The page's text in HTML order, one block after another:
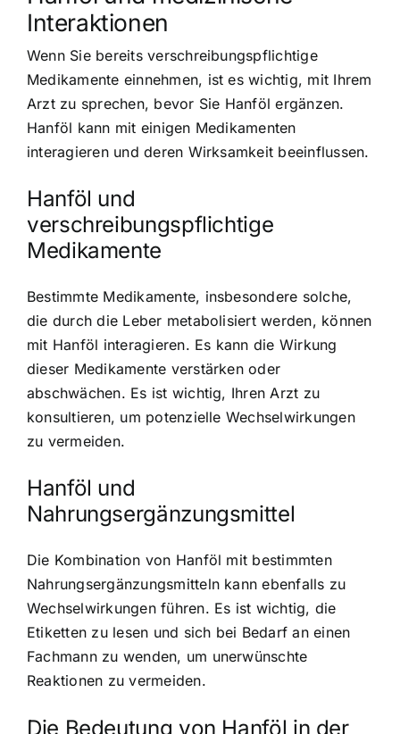
Interaktionen
Wenn Sie bereits verschreibungspflichtige
Medikamente einnehmen, ist es wichtig, mit Ihrem
Arzt zu sprechen, bevor Sie Hanföl ergänzen.
Hanföl kann mit einigen Medikamenten
interagieren und deren Wirksamkeit beeinflussen.
Hanföl und
verschreibungspflichtige
Medikamente
Bestimmte Medikamente, insbesondere solche,
die durch die Leber metabolisiert werden, können
mit Hanföl interagieren. Es kann die Wirkung
dieser Medikamente verstärken oder
abschwächen. Es ist wichtig, Ihren Arzt zu
konsultieren, um potenzielle Wechselwirkungen
zu vermeiden.
Hanföl und
Nahrungsergänzungsmittel
Die Kombination von Hanföl mit bestimmten
Nahrungsergänzungsmitteln kann ebenfalls zu
Wechselwirkungen führen. Es ist wichtig, die
Etiketten zu lesen und sich bei Bedarf an einen
Fachmann zu wenden, um unerwünschte
Reaktionen zu vermeiden.
Die Bedeutung von Hanföl in der